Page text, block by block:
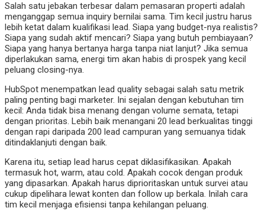
Salah satu jebakan terbesar dalam pemasaran properti adalah
menganggap semua inquiry bernilai sama. Tim kecil justru harus
lebih ketat dalam kualifikasi lead. Siapa yang budget-nya realistis?
Siapa yang sudah aktif mencari? Siapa yang butuh pembiayaan?
Siapa yang hanya bertanya harga tanpa niat lanjut? Jika semua
diperlakukan sama, energi tim akan habis di prospek yang kecil
peluang closing-nya.
HubSpot menempatkan lead quality sebagai salah satu metrik
paling penting bagi marketer. Ini sejalan dengan kebutuhan tim
kecil: Anda tidak bisa menang dengan volume semata, tetapi
dengan prioritas. Lebih baik menangani 20 lead berkualitas tinggi
dengan rapi daripada 200 lead campuran yang semuanya tidak
ditindaklanjuti dengan baik.
Karena itu, setiap lead harus cepat diklasifikasikan. Apakah
termasuk hot, warm, atau cold. Apakah cocok dengan produk
yang dipasarkan. Apakah harus diprioritaskan untuk survei atau
cukup dipelihara lewat konten dan follow up berkala. Inilah cara
tim kecil menjaga efisiensi tanpa kehilangan peluang.